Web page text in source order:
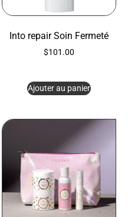
Into repair Soin Fermeté
$101.00
Ajouter au panier